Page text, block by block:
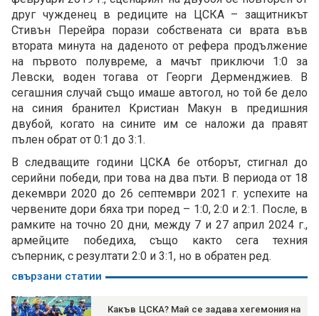
друг чужденец в редиците на ЦСКА – защитникът
Стивън Перейра порази собствената си врата във
втората минута на даденото от рефера продължение
на първото полувреме, а мачът приключи 1:0 за
Левски, воден тогава от Георги Дерменджиев. В
сегашния случай също имаше автогол, но той бе дело
на синия бранител Кристиан Макун в предишния
двубой, когато на сините им се наложи да правят
пълен обрат от 0:1 до 3:1.
В следващите години ЦСКА бе отборът, стигнал до
серийни победи, при това на два пъти. В периода от 18
декември 2020 до 26 септември 2021 г. успехите на
червените дори бяха три поред – 1:0, 2:0 и 2:1. После, в
рамките на точно 20 дни, между 7 и 27 април 2024 г.,
армейците победиха, също както сега техния
съперник, с резултати 2:0 и 3:1, но в обратен ред.
свързани статии
Какъв ЦСКА? Май се задава хегемония на